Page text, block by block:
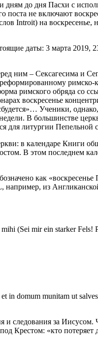
дням до дня Пасхи с
не включают
Introit) на
даты: 3 марта 2019,
ним – Сексагесима и
римско-
римского обряда со
воскресенье
Ученики,
В большинстве
для литургии Пепельной
в календаре Книги
В этом последнем
как «воскресенье
из
(Sei mir ein starker Fels!
in domum munitam ut
и следования за Иисусом.
Крестом: «кто